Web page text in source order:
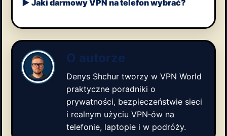
Jaki darmowy VPN na telefon wybrać?
O autorze
Denys Shchur tworzy w VPN World
praktyczne poradniki o
prywatności, bezpieczeństwie sieci
i realnym użyciu VPN‑ów na
telefonie, laptopie i w podróży.